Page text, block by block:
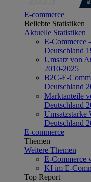
E-commerce
Beliebte Statistiken
Aktuelle Statistiken
E-Commerce
Deutschland
Umsatz von
2010-2025
B2C-E-
Deutschland
Marktanteile
Deutschland
Umsatzstarke
Deutschland
E-commerce
Themen
Weitere Themen
E-Commerce
KI im E-
Top Report